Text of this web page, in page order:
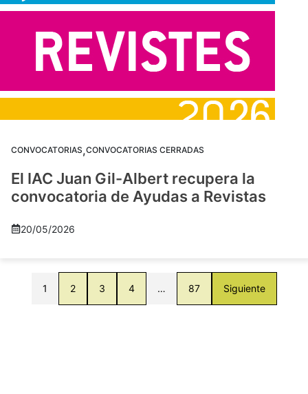
CONVOCATORIAS,CONVOCATORIAS CERRADAS
El IAC Juan Gil-Albert recupera la
convocatoria de Ayudas a Revistas
20/05/2026
1 2 3 4 … 87 Siguiente